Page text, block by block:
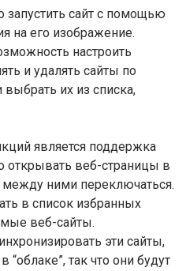
сайт с помощью
на его изображение.
настроить
и удалять сайты по
их из списка,
является поддержка
открывать веб-страницы в
ними переключаться.
в список избранных
веб-сайты.
эти сайты,
так что они будут